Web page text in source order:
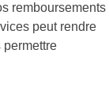
remboursements
peut rendre
permettre